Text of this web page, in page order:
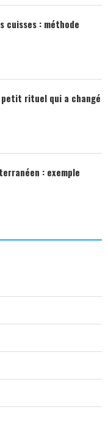
cuisses : méthode
rituel qui a changé
: exemple